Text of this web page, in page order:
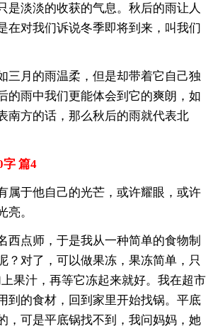
是淡淡的收获的气息。秋后的雨让人
在对我们诉说冬季即将到来，叫我们
三月的雨温柔，但是却带着它自己独
的雨中我们更能体会到它的爽朗，如
南方的话，那么秋后的雨就代表北
字 篇4
属于他自己的光芒，或许耀眼，或许
亮。
西点师，于是我从一种简单的食物制
？对了，可以做果冻，果冻简单，只
果汁，再等它冻起来就好。我在超市
到的食材，回到家里开始找锅。平底
，可是平底锅找不到，我问妈妈，她